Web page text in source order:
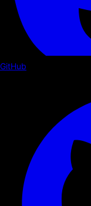
GitHub